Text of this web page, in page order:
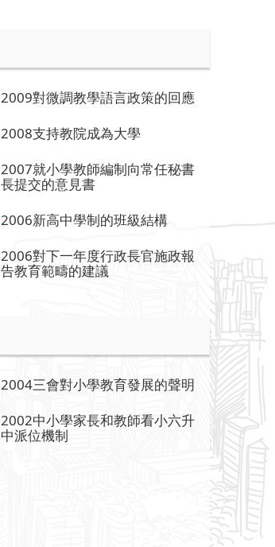
2009對微調教學語言政策的回應
2008支持教院成為大學
2007就小學教師編制向常任秘書
長提交的意見書
2006新高中學制的班級結構
2006對下一年度行政長官施政報
告教育範疇的建議
2004三會對小學教育發展的聲明
2002中小學家長和教師看小六升
中派位機制